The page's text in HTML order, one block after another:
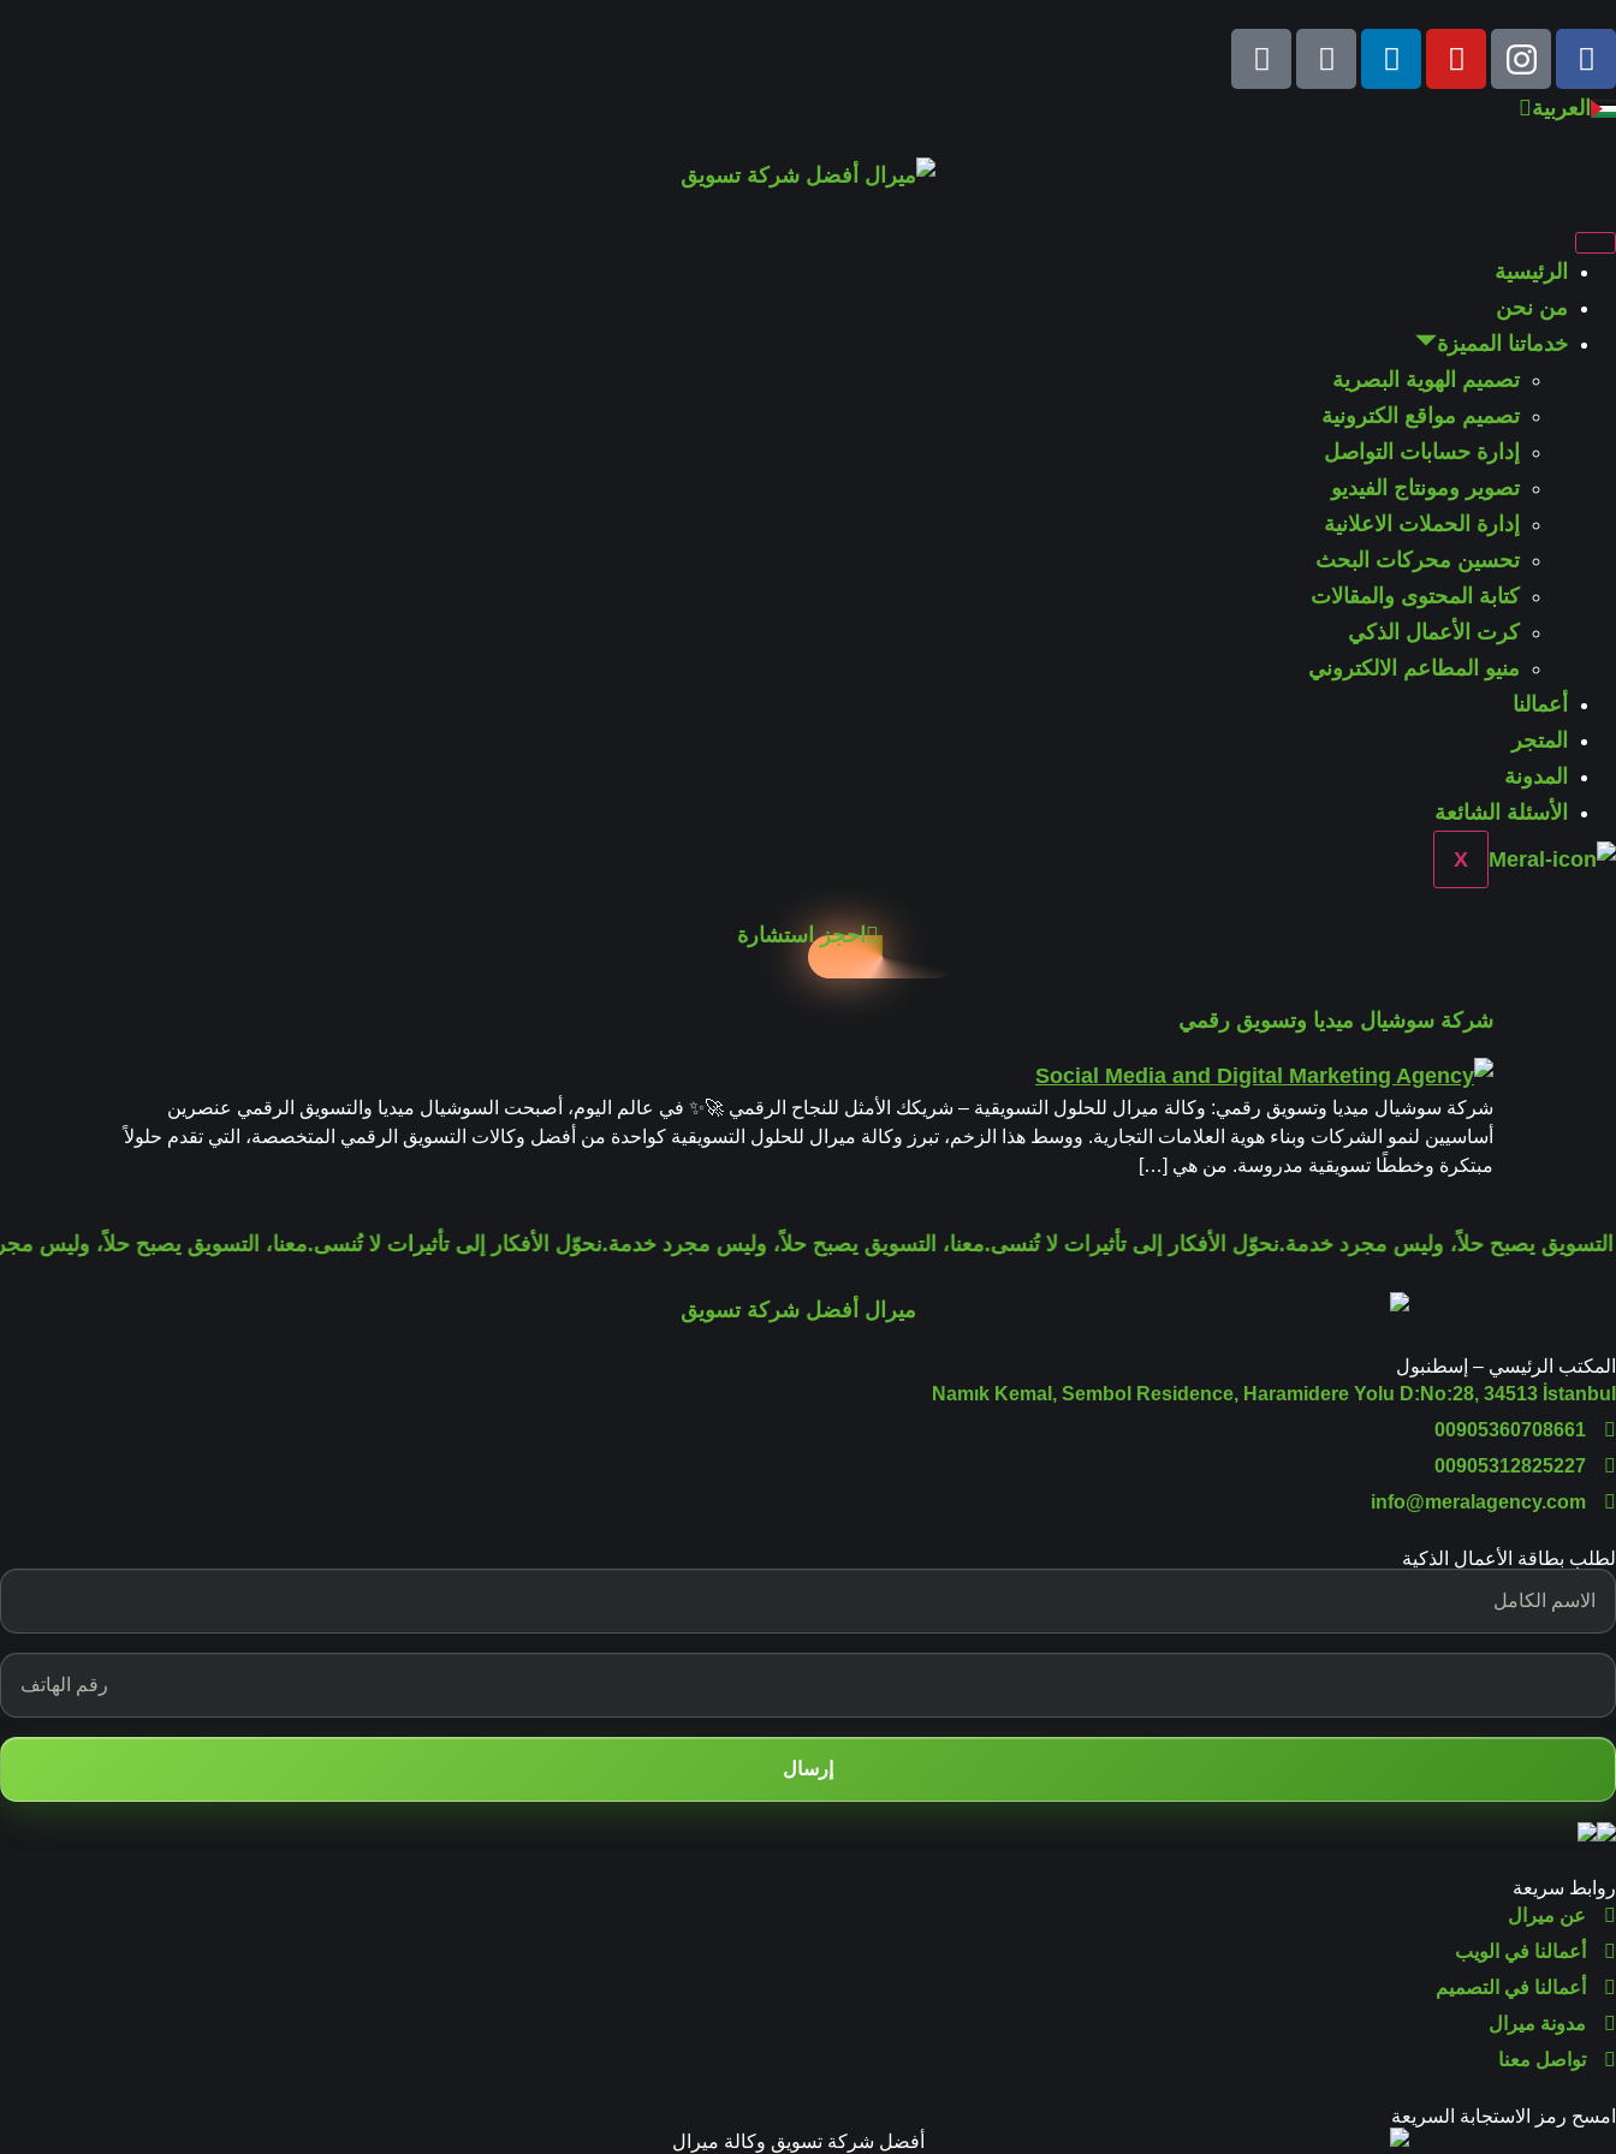
العربية
English
Türkçe
الرئيسية
من نحن
خدماتنا المميزة
تصميم الهوية البصرية
تصميم مواقع الكترونية
إدارة حسابات التواصل
تصوير ومونتاج الفيديو
إدارة الحملات الاعلانية
تحسين محركات البحث
كتابة المحتوى والمقالات
كرت الأعمال الذكي
منيو المطاعم الالكتروني
أعمالنا
المتجر
المدونة
الأسئلة الشائعة
X
احجز استشارة
شركة سوشيال ميديا وتسويق رقمي
شركة سوشيال ميديا وتسويق رقمي: وكالة ميرال للحلول التسويقية – شريكك الأمثل للنجاح الرقمي 🚀✨ في عالم اليوم، أصبحت السوشيال ميديا والتسويق الرقمي عنصرين
أساسيين لنمو الشركات وبناء هوية العلامات التجارية. ووسط هذا الزخم، تبرز وكالة ميرال للحلول التسويقية كواحدة من أفضل وكالات التسويق الرقمي المتخصصة، التي تقدم حلولاً
مبتكرة وخططًا تسويقية مدروسة. من هي […]
معنا، التسويق يصبح حلاً، وليسنحوّل الأفكار إلى تأثيرات لا تُنسى.معنا، التسويق يصبح حلاً، وليس مجرد خدمة.نحوّل الأفكار إلى تأثيرات لا تُنسى.يصبح حلاً، وليس مجرد خدمة.
المكتب الرئيسي – إسطنبول
Namık Kemal, Sembol Residence, Haramidere Yolu D:No:28, 34513 İstanbul
00905360708661
00905312825227
info@meralagency.com
لطلب بطاقة الأعمال الذكية
إرسال
روابط سريعة
عن ميرال
أعمالنا في الويب
أعمالنا في التصميم
مدونة ميرال
تواصل معنا
امسح رمز الاستجابة السريعة